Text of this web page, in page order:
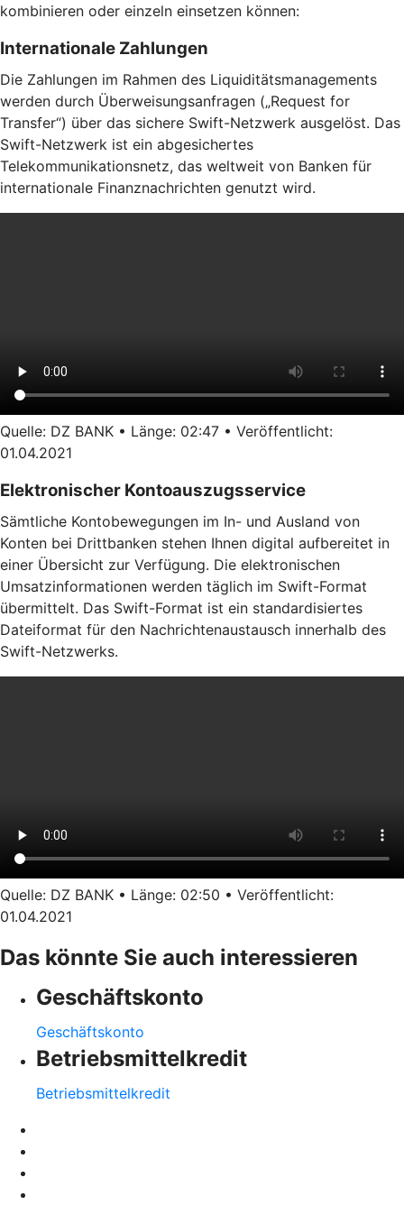
kombinieren oder einzeln einsetzen können:
Internationale Zahlungen
Die Zahlungen im Rahmen des Liquiditätsmanagements
werden durch Überweisungsanfragen („Request for
Transfer“) über das sichere Swift-Netzwerk ausgelöst. Das
Swift-Netzwerk ist ein abgesichertes
Telekommunikationsnetz, das weltweit von Banken für
internationale Finanznachrichten genutzt wird.
Quelle: DZ BANK • Länge: 02:47 • Veröffentlicht:
01.04.2021
Elektronischer Kontoauszugsservice
Sämtliche Kontobewegungen im In- und Ausland von
Konten bei Drittbanken stehen Ihnen digital aufbereitet in
einer Übersicht zur Verfügung. Die elektronischen
Umsatzinformationen werden täglich im Swift-Format
übermittelt. Das Swift-Format ist ein standardisiertes
Dateiformat für den Nachrichtenaustausch innerhalb des
Swift-Netzwerks.
Quelle: DZ BANK • Länge: 02:50 • Veröffentlicht:
01.04.2021
Das könnte Sie auch interessieren
Geschäftskonto
Geschäftskonto
Betriebsmittelkredit
Betriebsmittelkredit